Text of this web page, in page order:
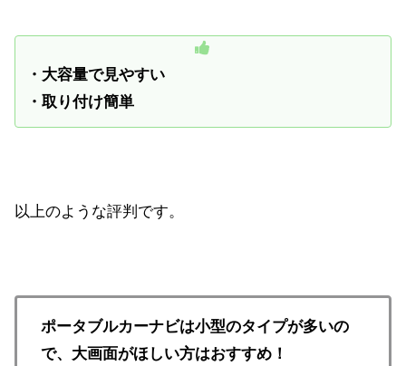
・大容量で見やすい
・取り付け簡単
以上のような評判です。
ポータブルカーナビは小型のタイプが多いの
で、大画面がほしい方はおすすめ！